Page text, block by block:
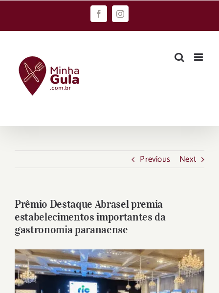
FacebookInstagram
Previous Next
Prêmio Destaque Abrasel premia
estabelecimentos importantes da
gastronomia paranaense
View
Larger
Image